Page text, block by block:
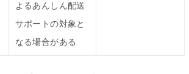
よるあんしん配送
サポートの対象と
なる場合がある